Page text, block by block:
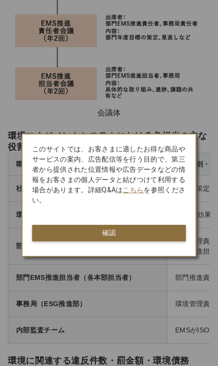
会議体
環境マネジメントシステムにおける各担当の主な
役割と責任
職位 主な役割・
社長 方針の策定
環境管理責任者（ESG推進部担当役員） EMSを効果
部門EMS推進責任者（各本部業務部長）
環境管理責
部門推進担
部門EMS推進担当者（各本部担当者） 部門推進責
事務局（ESG推進部） 環境管理責
内部監査チーム EMSが
環境に関連する違反件数・罰金額・環境債務
このサイトでは、お客さまに適したお得な商品や
サービスの案内、広告配信等を行う目的で、第三
者から提供された位置情報や広告データなどの情
報をお客さまの個人データと結びつけて利用する
場合があります。詳細Q&Aはこちらを参照くださ
い。
確認